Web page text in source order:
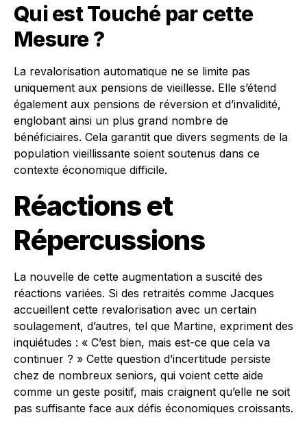
Qui est Touché par cette
Mesure ?
La revalorisation automatique ne se limite pas
uniquement aux pensions de vieillesse. Elle s’étend
également aux pensions de réversion et d’invalidité,
englobant ainsi un plus grand nombre de
bénéficiaires. Cela garantit que divers segments de la
population vieillissante soient soutenus dans ce
contexte économique difficile.
Réactions et
Répercussions
La nouvelle de cette augmentation a suscité des
réactions variées. Si des retraités comme Jacques
accueillent cette revalorisation avec un certain
soulagement, d’autres, tel que Martine, expriment des
inquiétudes : « C’est bien, mais est-ce que cela va
continuer ? » Cette question d’incertitude persiste
chez de nombreux seniors, qui voient cette aide
comme un geste positif, mais craignent qu’elle ne soit
pas suffisante face aux défis économiques croissants.